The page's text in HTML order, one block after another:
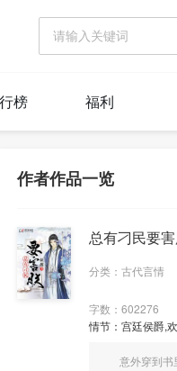
榜 福利
作者作品一览
总有刁民要
分类：古代言情
字数：602276
情节：宫廷侯爵,
意外穿到书